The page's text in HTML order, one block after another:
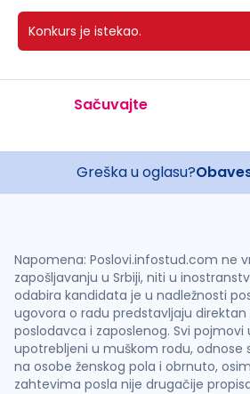
Konkurs je istekao.
Sačuvajte
Greška u oglasu?
Napomena: Poslovi.infostud.com ne
zapošljavanju u Srbiji, niti u
odabira kandidata je u nadležnosti
ugovora o radu predstavljaju
poslodavca i zaposlenog. Svi pojmovi
upotrebljeni u muškom rodu, odnose
na osobe ženskog pola i obrnuto,
zahtevima posla nije drugačije